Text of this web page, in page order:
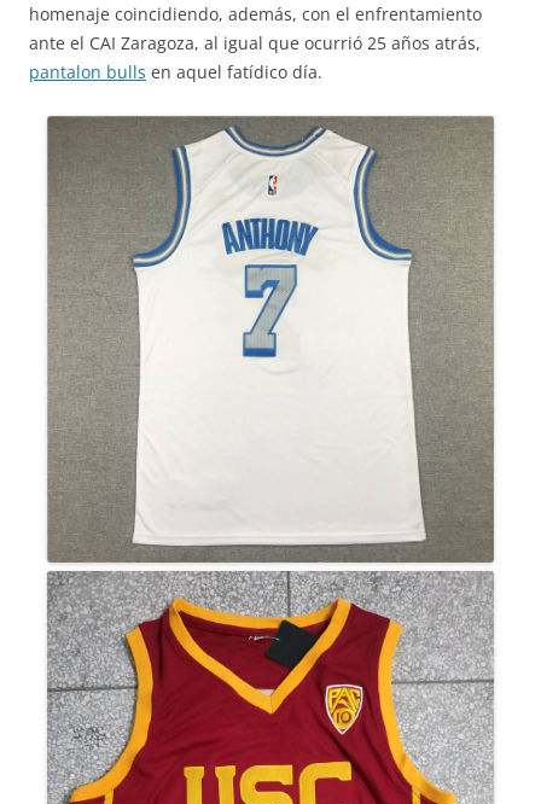
homenaje coincidiendo, además, con el enfrentamiento
ante el CAI Zaragoza, al igual que ocurrió 25 años atrás,
pantalon bulls en aquel fatídico día.